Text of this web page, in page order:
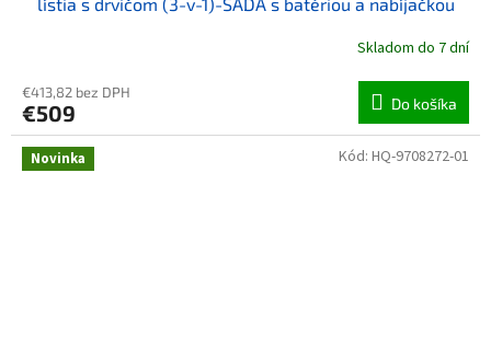
Skladom do 7 dní
€413,82 bez DPH
€509 Do košíka
Novinka Kód: HQ-9708272-01